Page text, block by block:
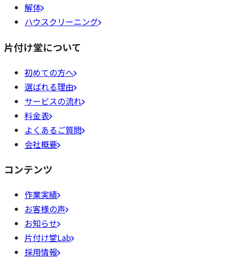
解体
ハウスクリーニング
片付け堂について
初めての方へ
選ばれる理由
サービスの流れ
料金表
よくあるご質問
会社概要
コンテンツ
作業実績
お客様の声
お知らせ
片付け堂Lab
採用情報